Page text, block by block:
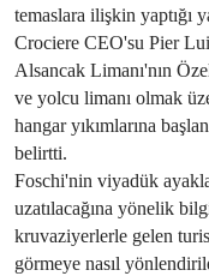
temaslara ilişkin yaptığı
Crociere CEO'su Pier
Alsancak Limanı'nın
ve yolcu limanı olmak
hangar yıkımlarına
belirtti.
Foschi'nin viyadük
uzatılacağına yönelik
kruvaziyerlerle gelen
görmeye nasıl